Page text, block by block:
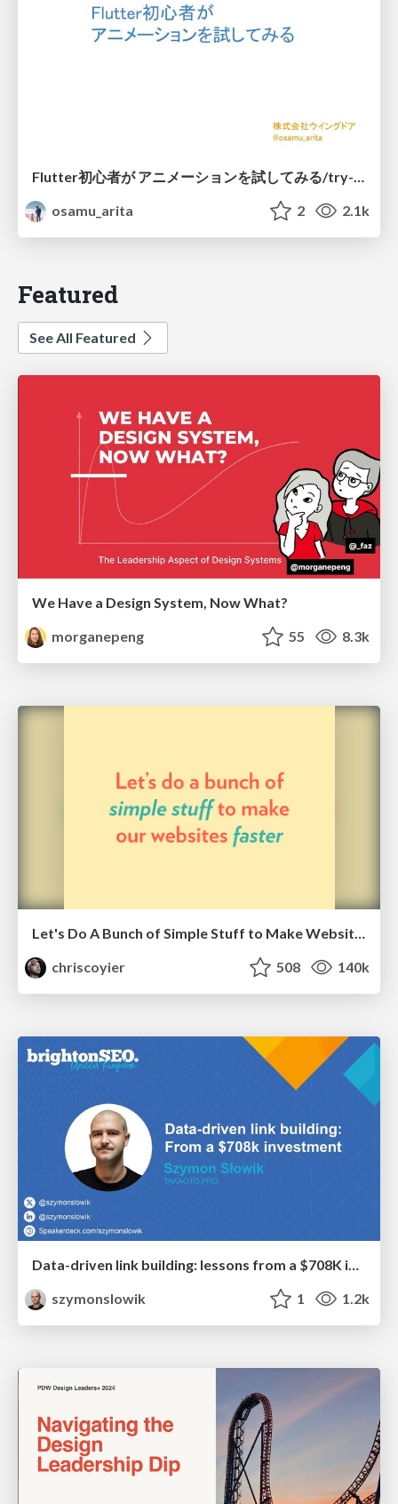
osamu_arita
2 2.1k
Featured
See All Featured
We Have a Design System, Now What?
morganepeng
55 8.3k
Let's Do A Bunch of Simple Stuff to Make Websites Faster
chriscoyier
508 140k
Data-driven link building: lessons from a $708K investment (BrightonSEO talk)
szymonslowik
1 1.2k